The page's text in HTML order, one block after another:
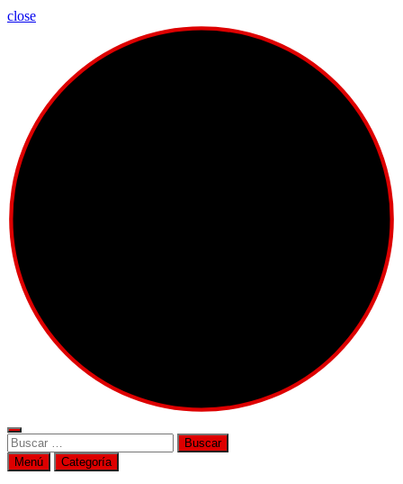
close
Buscar
por:Menú Categoría